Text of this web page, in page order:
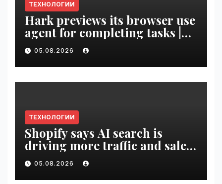
ТЕХНОЛОГИИ
Hark previews its browser use
agent for completing tasks |
VseTime.ru
05.08.2026
ТЕХНОЛОГИИ
Shopify says AI search is
driving more traffic and sales,
not replacing Google |
VseTime.ru
05.08.2026